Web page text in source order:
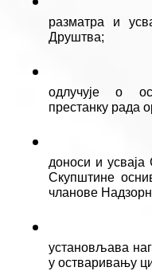
разматра и
Друштва;
одлучује о
престанку рада
доноси и
Скупштине
чланове
установљава
у остваривању